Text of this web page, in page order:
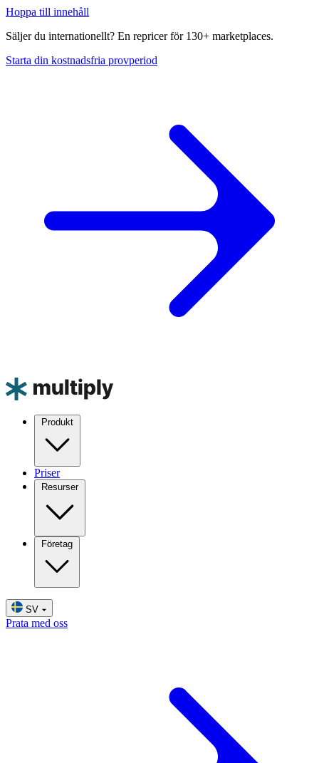
Hoppa till innehåll
Säljer du internationellt? En repricer för 130+ marketplaces.
Starta din kostnadsfria provperiod
Produkt
Priser
Resurser
Företag
SV
Prata med oss